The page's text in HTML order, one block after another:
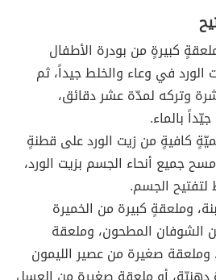
كبيرةٍ من بودرة الأطفال
في وعاء والخلط جيداً، ثم
وتركه لمدّة عشر دقائق،
بالماء.
كافيةٍ من زيت الورد على قطنةٍ
جميع أنحاء الجسم بزيت الورد،
الجسم.
وملعقةٍ كبيرة من الخميرة
الشوفان المطحون، وملعقة
وملعقة صغيرة من عصير الليمون